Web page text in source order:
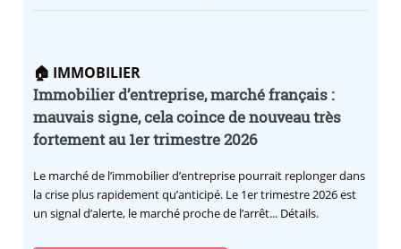
🏠 IMMOBILIER
Immobilier d’entreprise, marché français :
mauvais signe, cela coince de nouveau très
fortement au 1er trimestre 2026
Le marché de l’immobilier d’entreprise pourrait replonger dans
la crise plus rapidement qu’anticipé. Le 1er trimestre 2026 est
un signal d’alerte, le marché proche de l’arrêt... Détails.